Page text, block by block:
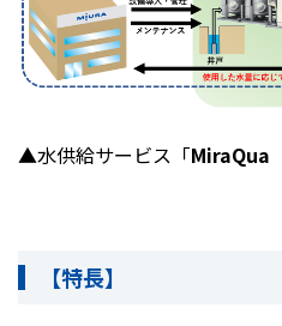
▲水供給サービス「MiraQua
【特長】